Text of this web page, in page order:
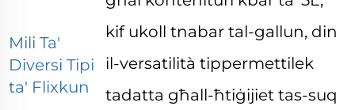
Mili Ta'
Diversi Tipi
ta' Flixkun
kif ukoll tnabar tal-gallun, din
il-versatilità tippermettilek
tadatta għall-ħtiġijiet tas-suq